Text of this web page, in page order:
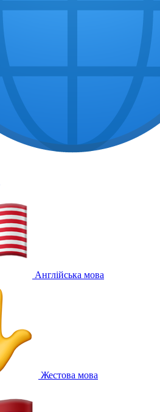
Англійська мова
Жестова мова